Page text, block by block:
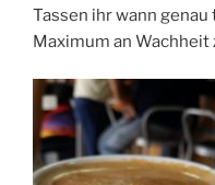
Tassen ihr wann
Maximum an Wachheit